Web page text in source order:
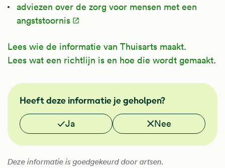
adviezen over de zorg voor mensen met een
angststoornis
Lees wie de informatie van Thuisarts maakt.
Lees wat een richtlijn is en hoe die wordt gemaakt.
GGZ
NHGHeeft deze informatie je geholpen?
Vond je deze informatie nuttig?
Ja Nee
Deze informatie is goedgekeurd door artsen.